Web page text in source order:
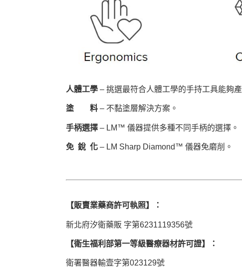
人體工學 – 挑選最符合人體工學的手持工具能夠
塗 料 – 不黏塗層解決方案。
手柄選擇 – LM™ 儀器提供多種不同手柄的選擇。
免 銳 化 – LM Sharp Diamond™ 儀器免磨削。
【販賣業藥商許可執照】：
新北府汐衛藥販 字第6231119356號
【衛生福利部第一等級醫療器材許可證】：
衛署醫器輸壹字第023129號